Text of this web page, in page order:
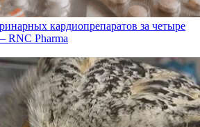
кардиопрепаратов за четыре
RNC Pharma